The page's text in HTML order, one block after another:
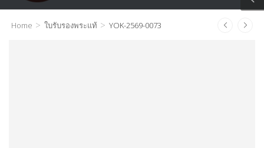
Home > ใบรับรองพระแท้ > YOK-2569-0073